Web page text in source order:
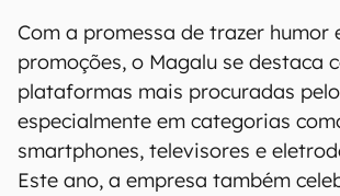
Com a promessa de trazer humor
promoções, o Magalu se destaca
plataformas mais procuradas
especialmente em categorias
smartphones, televisores e
Este ano, a empresa também